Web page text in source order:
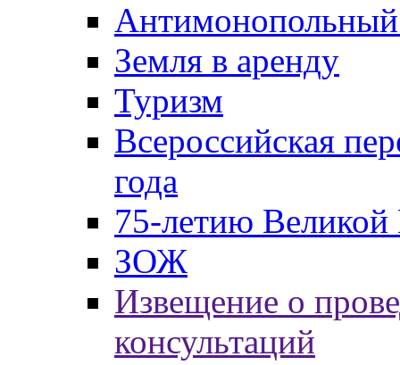
Антимонопольный
Земля в аренду
Туризм
Всероссийская
года
75-летию
ЗОЖ
Извещение о
консультаций